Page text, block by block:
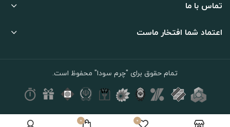
تماس با ما
اعتماد شما افتخار ماست
تمام حقوق برای "چرم سودا" محفوظ است.
۰ 0